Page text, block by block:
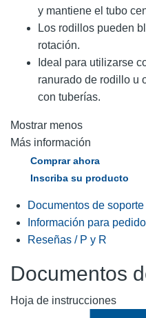
y mantiene el tubo
Los rodillos pueden
rotación.
Ideal para utilizarse
ranurado de rodillo u
con tuberías.
Mostrar menos
Más información
Comprar ahora
Inscriba su producto
Documentos de soporte
Información para
Reseñas / P y R
Documentos
Hoja de instrucciones